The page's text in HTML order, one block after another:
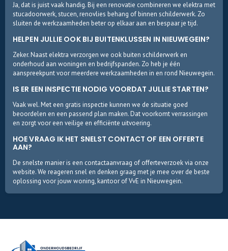
Ja, dat is juist vaak handig. Bij een renovatie combineren we elektra met
stucadoorwerk, stucen, renovlies behang of binnen schilderwerk. Zo
sluiten de werkzaamheden beter op elkaar aan en bespaar je tijd.
HELPEN JULLIE OOK BIJ BUITENKLUSSEN IN NIEUWEGEIN?
Zeker. Naast elektra verzorgen we ook buiten schilderwerk en
onderhoud aan woningen en bedrijfspanden. Zo heb je één
aanspreekpunt voor meerdere werkzaamheden in en rond Nieuwegein.
IS ER EEN INSPECTIE NODIG VOORDAT JULLIE STARTEN?
Vaak wel. Met een gratis inspectie kunnen we de situatie goed
beoordelen en een passend plan maken. Dat voorkomt verrassingen
en zorgt voor een veilige en efficiënte uitvoering.
HOE VRAAG IK HET SNELST CONTACT OF EEN OFFERTE
AAN?
De snelste manier is een contactaanvraag of offerteverzoek via onze
website. We reageren snel en denken graag met je mee over de beste
oplossing voor jouw woning, kantoor of VvE in Nieuwegein.